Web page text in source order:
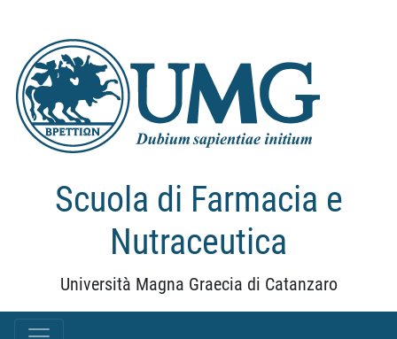
Scuola di Farmacia e
Nutraceutica
Università Magna Graecia di Catanzaro